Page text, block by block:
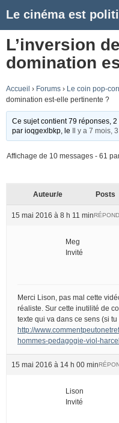
Le cinéma est
L’inversion
domination
Accueil › Forums › Le coin pop-
domination est-elle pertinente ?
Ce sujet contient 79 réponses,
parioqgexlbkp , le Il y a 7 mois,
Affichage de 10 messages - 61
Auteur/e Posts
15 mai 2016 à 8 h 11 min
Meg
Invité
Merci Lison, pas mal cette
réaliste. Sur cette inutilité de
texte qui va dans ce sens (si tu
http://
hommes-pedagogie-viol-
15 mai 2016 à 14 h 00 min
Lison
Invité